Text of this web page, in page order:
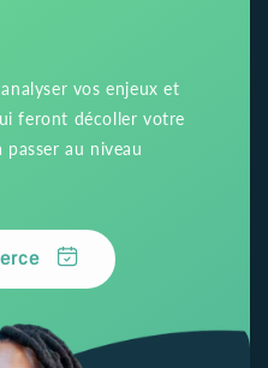
vos enjeux et
feront décoller votre
au niveau